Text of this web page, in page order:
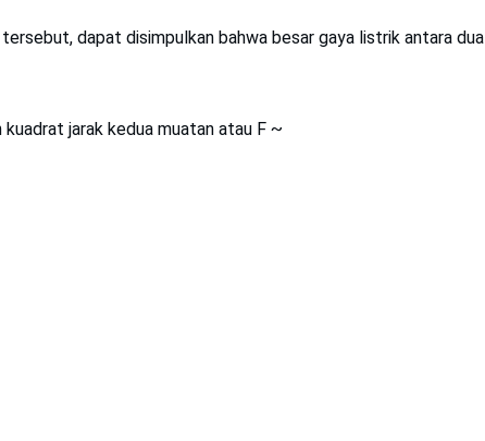
dapat disimpulkan bahwa besar gaya listrik antara dua
jarak kedua muatan atau F ~